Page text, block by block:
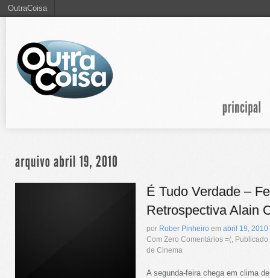
É Tudo Verdade –
Retrospectiva Alain
por Rober Pinheiro em abril 19, 2010
Com Zero Comentários =(,
de Cinema
A segunda-feira chega em clima
OutraCoisa